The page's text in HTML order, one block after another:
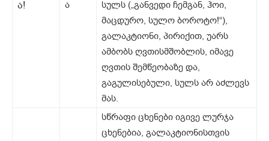
ა! ა
სულს („განვედი ჩემგან, ჰოი,
მაცდურო, სულო ბოროტო!“),
გალაკტიონი, პირიქით, უარს
ამბობს ღვთისმშობლის, იმავე
ღვთის შემწეობაზე და,
გაგულისებული, სულს არ აძლევს
მას.
სწრაფი ცხენები იგივე ლურჯა
ცხენებია, გალაკტიონისთვის